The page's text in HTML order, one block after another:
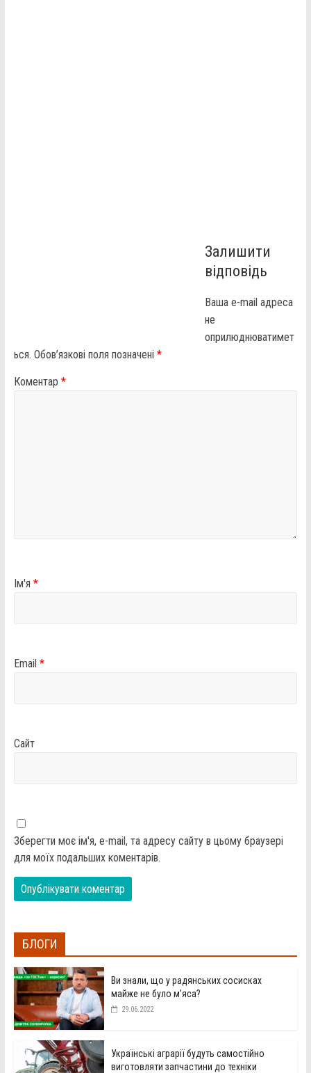
Залишити
відповідь
Ваша e-mail адреса
не
оприлюднюватимет
ься. Обов’язкові поля позначені *
Коментар *
Ім'я *
Email *
Сайт
Зберегти моє ім'я, e-mail, та адресу сайту в цьому браузері
для моїх подальших коментарів.
БЛОГИ
Ви знали, що у радянських сосисках
майже не було м’яса?
29.06.2022
Українські аграрії будуть самостійно
виготовляти запчастини до техніки